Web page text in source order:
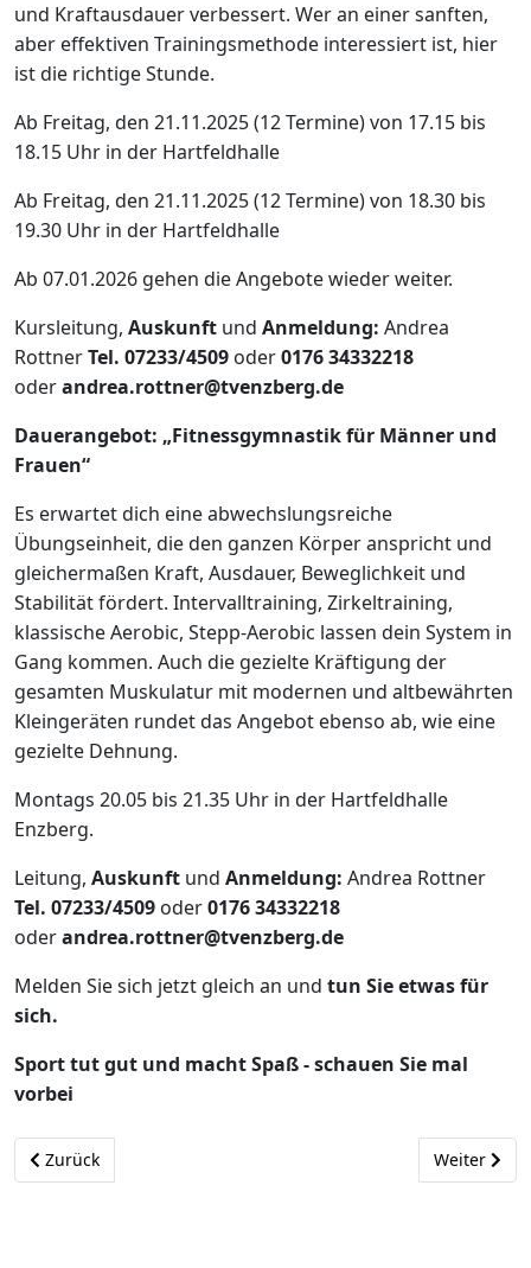
und Kraftausdauer verbessert. Wer an einer sanften,
aber effektiven Trainingsmethode interessiert ist, hier
ist die richtige Stunde.
Ab Freitag, den 21.11.2025 (12 Termine) von 17.15 bis
18.15 Uhr in der Hartfeldhalle
Ab Freitag, den 21.11.2025 (12 Termine) von 18.30 bis
19.30 Uhr in der Hartfeldhalle
Ab 07.01.2026 gehen die Angebote wieder weiter.
Kursleitung, Auskunft und Anmeldung: Andrea
RottnerTel. 07233/4509 oder0176 34332218
oderandrea.rottner@tvenzberg.de
Dauerangebot: „Fitnessgymnastik für Männer und
Frauen“
Es erwartet dich eine abwechslungsreiche
Übungseinheit, die den ganzen Körper anspricht und
gleichermaßen Kraft, Ausdauer, Beweglichkeit und
Stabilität fördert. Intervalltraining, Zirkeltraining,
klassische Aerobic, Stepp-Aerobic lassen dein System in
Gang kommen. Auch die gezielte Kräftigung der
gesamten Muskulatur mit modernen und altbewährten
Kleingeräten rundet das Angebot ebenso ab, wie eine
gezielte Dehnung.
Montags 20.05 bis 21.35 Uhr in der Hartfeldhalle
Enzberg.
Leitung, Auskunft und Anmeldung: Andrea Rottner
Tel. 07233/4509 oder0176 34332218
oderandrea.rottner@tvenzberg.de
Melden Sie sich jetzt gleich an und tun Sie etwas für
sich.
Sport tut gut und macht Spaß - schauen Sie mal
vorbei
Vorheriger Beitrag: 5. Enzberger Silvesterlauf am 31.12.2025
Zurück Nächster
Weiter